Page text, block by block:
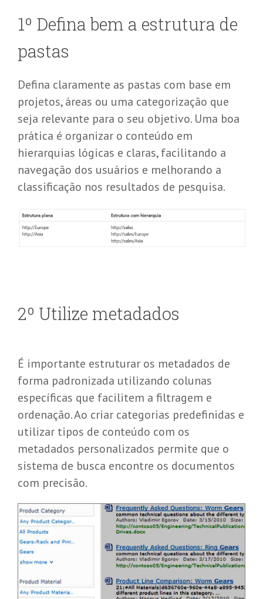
1º Defina bem a estrutura de
pastas
Defina claramente as pastas com base em
projetos, áreas ou uma categorização que
seja relevante para o seu objetivo. Uma boa
prática é organizar o conteúdo em
hierarquias lógicas e claras, facilitando a
navegação dos usuários e melhorando a
classificação nos resultados de pesquisa.
2º Utilize metadados
É importante estruturar os metadados de
forma padronizada utilizando colunas
específicas que facilitem a filtragem e
ordenação. Ao criar categorias predefinidas e
utilizar tipos de conteúdo com os
metadados personalizados permite que o
sistema de busca encontre os documentos
com precisão.